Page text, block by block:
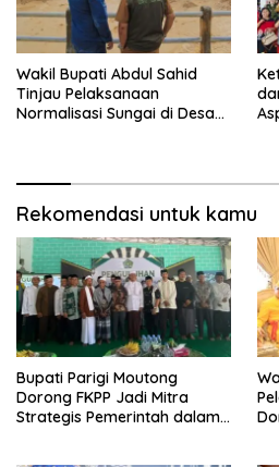
Wakil Bupati Abdul Sahid
Tinjau Pelaksanaan
Normalisasi Sungai di Desa
Rekomendasi untuk kamu
Bupati Parigi Moutong
Dorong FKPP Jadi Mitra
Strategis Pemerintah dalam